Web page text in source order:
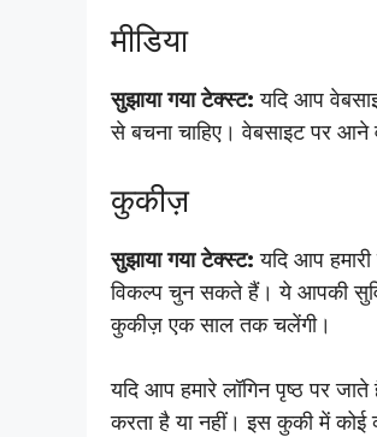
मीडिया
सुझाया गया टेक्स्ट:यदि आप
से बचना चाहिए। वेबसाइट पर आने
कुकीज़
सुझाया गया टेक्स्ट:यदि आप
विकल्प चुन सकते हैं। ये आपकी
कुकीज़ एक साल तक चलेंगी।
यदि आप हमारे लॉगिन पृष्ठ पर
करता है या नहीं। इस कुकी में कोई